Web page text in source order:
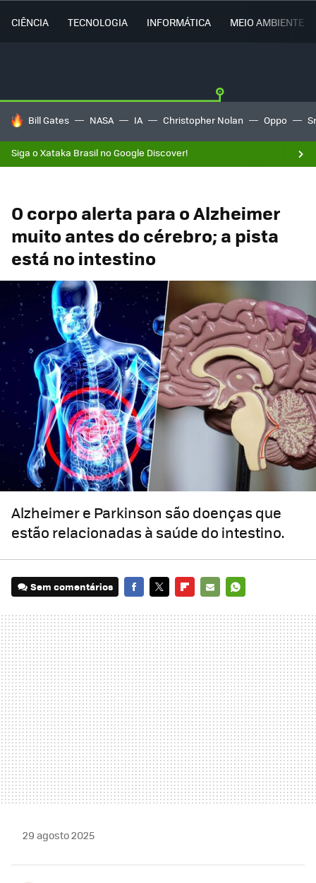
CIÊNCIA TECNOLOGIA INFORMÁTICA MEIO AMBIENTE
TENDÊNCIAS DO DIA
Bill Gates NASA IA Christopher Nolan Oppo
Siga o Xataka Brasil no Google Discover!
O corpo alerta para o Alzheimer
muito antes do cérebro; a pista
está no intestino
Alzheimer e Parkinson são doenças que
estão relacionadas à saúde do intestino.
Sem comentários
MAIL
29 agosto 2025